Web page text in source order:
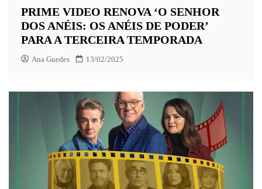
PRIME VIDEO RENOVA ‘O SENHOR
DOS ANÉIS: OS ANÉIS DE PODER’
PARA A TERCEIRA TEMPORADA
Ana Guedes 13/02/2025